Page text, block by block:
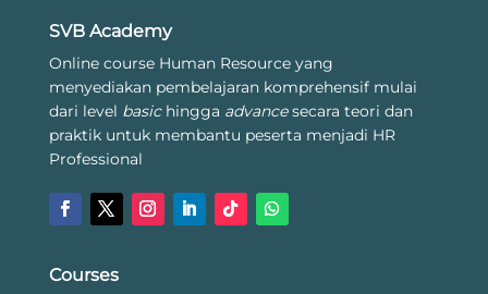
SVB Academy
Online course Human Resource yang
menyediakan pembelajaran komprehensif mulai
dari level basichingga advancesecara teori dan
praktik untuk membantu peserta menjadi HR
Professional
Courses